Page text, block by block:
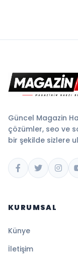
Güncel Magazin
çözümler, seo ve
bir şekilde sizlere
KURUMSAL
Künye
İletişim